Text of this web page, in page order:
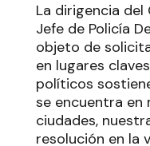
La dirigencia
Jefe de Policía
objeto de
en lugares
políticos
se encuentra en
ciudades,
resolución en la